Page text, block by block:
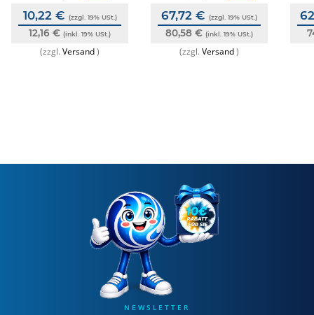
10,22 € (zzgl. 19% USt.)
12,16 € (inkl. 19% USt.)
(zzgl.Versand)
67,72 € (zzgl. 19% USt.)
80,58 € (inkl. 19% USt.)
(zzgl.Versand)
NEWSLETTER